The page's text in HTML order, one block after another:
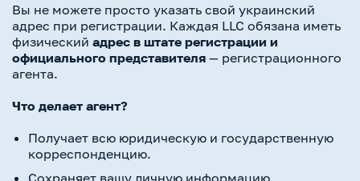
Вы не можете просто указать свой украинский
адрес при регистрации. Каждая LLC обязана иметь
физический адрес в штате регистрации и
официального представителя — регистрационного
агента.
Что делает агент?
Получает всю юридическую и государственную
корреспонденцию.
Сохраняет вашу личную информацию